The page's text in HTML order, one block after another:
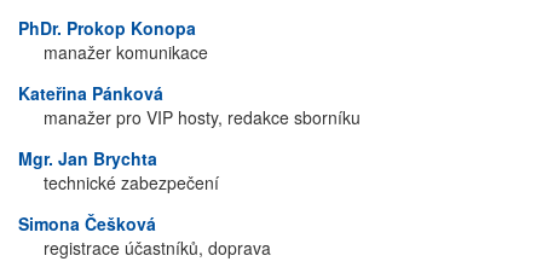
PhDr. Prokop Konopa
manažer komunikace
Kateřina Pánková
manažer pro VIP hosty, redakce sborníku
Mgr. Jan Brychta
technické zabezpečení
Simona Češková
registrace účastníků, doprava